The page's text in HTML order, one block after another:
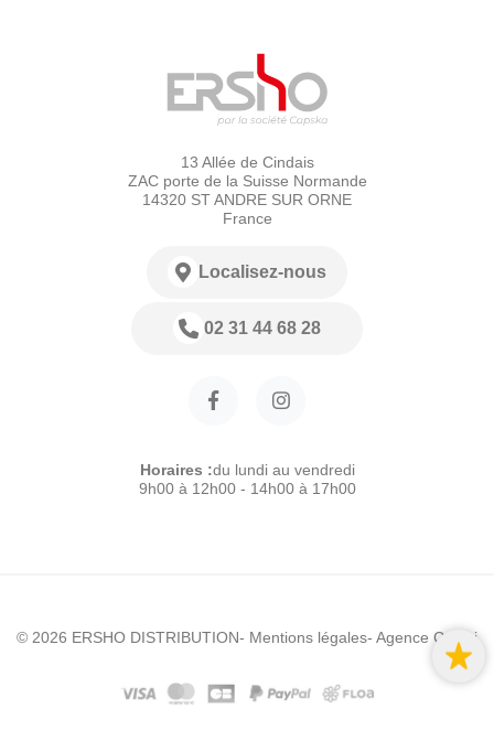
13 Allée de Cindais
ZAC porte de la Suisse Normande
14320 ST ANDRE SUR ORNE
France
Localisez-nous
02 31 44 68 28
Horaires :du lundi au vendredi
9h00 à 12h00 - 14h00 à 17h00
© 2026 ERSHO DISTRIBUTION- Mentions légales- Agence Colibri